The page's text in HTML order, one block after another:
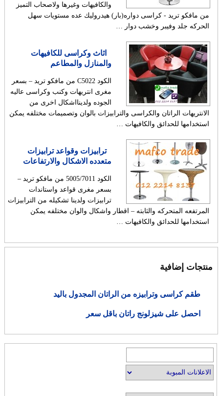
والكافيهات وغيرها ولاصحاب التميز
من مافكو تريد - كراسى دواره(بار) هيدروليك عده مستويات سهل
الحركه جلد وفيبر وخشب دوار …
اثاث وكراسى للكافيهات
والمنازل والمطاعم
الكود C5022 من مافكو تريد – بسعر
مغرى انتريهات وكنب وكراسى عاليه
الجوده ولدينااشكال اخرى من
الانتريهات الراتان والكراسى والترابيزات بالوان وتصميمات مختلفه يمكن
استخدامها للحدائق والكافيهات …
ترابيزات وقواعد ترابيزات
متعدده الاشكال والارتفاعات
الكود 5005/7011 من مافكو تريد –
بسعر مغرى قواعد واستاندات
ترابيزات ولدينا تشكيله من الترابيزات
المرتفعه المتحركه والثابته – اقطار واشكال والوان مختلفه يمكن
استخدامها للحدائق والكافيهات …
منتجات إضافية
طقم كراسى وترابيزه من الراتان المجدول باليد
احصل على شيزلونج راتان باقل سعر